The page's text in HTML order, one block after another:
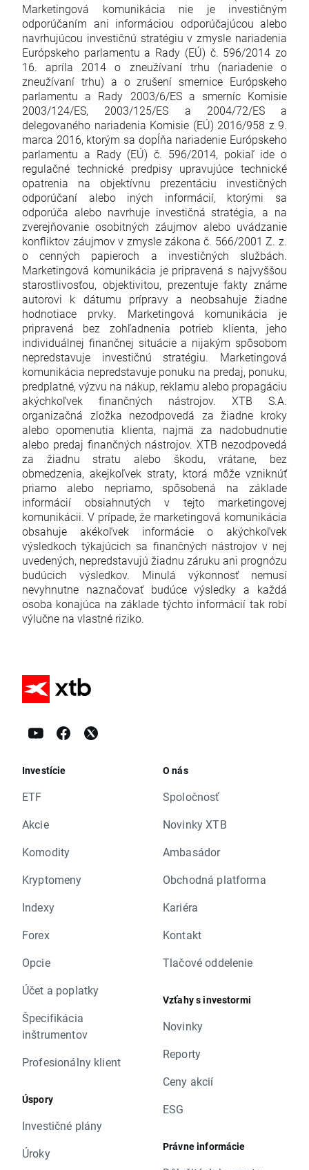
Marketingová komunikácia nie je investičným
odporúčaním ani informáciou odporúčajúcou alebo
navrhujúcou investičnú stratégiu v zmysle nariadenia
Európskeho parlamentu a Rady (EÚ) č. 596/2014 zo
16. apríla 2014 o zneužívaní trhu (nariadenie o
zneužívaní trhu) a o zrušení smernice Európskeho
parlamentu a Rady 2003/6/ES a smerníc Komisie
2003/124/ES, 2003/125/ES a 2004/72/ES a
delegovaného nariadenia Komisie (EÚ) 2016/958 z 9.
marca 2016, ktorým sa dopĺňa nariadenie Európskeho
parlamentu a Rady (EÚ) č. 596/2014, pokiaľ ide o
regulačné technické predpisy upravujúce technické
opatrenia na objektívnu prezentáciu investičných
odporúčaní alebo iných informácií, ktorými sa
odporúča alebo navrhuje investičná stratégia, a na
zverejňovanie osobitných záujmov alebo uvádzanie
konfliktov záujmov v zmysle zákona č. 566/2001 Z. z.
o cenných papieroch a investičných službách.
Marketingová komunikácia je pripravená s najvyššou
starostlivosťou, objektivitou, prezentuje fakty známe
autorovi k dátumu prípravy a neobsahuje žiadne
hodnotiace prvky. Marketingová komunikácia je
pripravená bez zohľadnenia potrieb klienta, jeho
individuálnej finančnej situácie a nijakým spôsobom
nepredstavuje investičnú stratégiu. Marketingová
komunikácia nepredstavuje ponuku na predaj, ponuku,
predplatné, výzvu na nákup, reklamu alebo propagáciu
akýchkoľvek finančných nástrojov. XTB S.A.
organizačná zložka nezodpovedá za žiadne kroky
alebo opomenutia klienta, najmä za nadobudnutie
alebo predaj finančných nástrojov. XTB nezodpovedá
za žiadnu stratu alebo škodu, vrátane, bez
obmedzenia, akejkoľvek straty, ktorá môže vzniknúť
priamo alebo nepriamo, spôsobená na základe
informácií obsiahnutých v tejto marketingovej
komunikácii. V prípade, že marketingová komunikácia
obsahuje akékoľvek informácie o akýchkoľvek
výsledkoch týkajúcich sa finančných nástrojov v nej
uvedených, nepredstavujú žiadnu záruku ani prognózu
budúcich výsledkov. Minulá výkonnosť nemusí
nevyhnutne naznačovať budúce výsledky a každá
osoba konajúca na základe týchto informácií tak robí
výlučne na vlastné riziko.
Investície
ETF
Akcie
Komodity
Kryptomeny
Indexy
Forex
Opcie
Účet a poplatky
Špecifikácia
inštrumentov
Profesionálny klient
Úspory
Investičné plány
Úroky
O nás
Spoločnosť
Novinky XTB
Ambasádor
Obchodná platforma
Kariéra
Kontakt
Tlačové oddelenie
Vzťahy s investormi
Novinky
Reporty
Ceny akcií
ESG
Právne informácie